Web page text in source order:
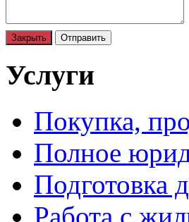
Ваш вопрос*:
Закрыть Отправить
Услуги